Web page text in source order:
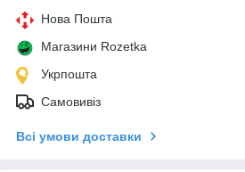
Нова Пошта
Магазини Rozetka
Укрпошта
Самовивіз
Всі умови доставки